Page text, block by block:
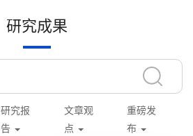
研究成果
研究报
告
文章观
点
重磅发
布